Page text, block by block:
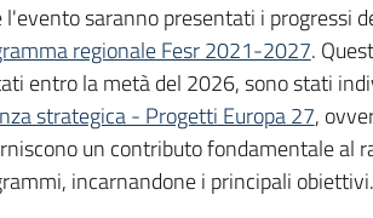
l'evento saranno presentati i progressi
regionale Fesr 2021-2027.
entro la metà del 2026, sono stati
strategica - Progetti Europa 27,
un contributo fondamentale al
incarnandone i principali obiettivi.